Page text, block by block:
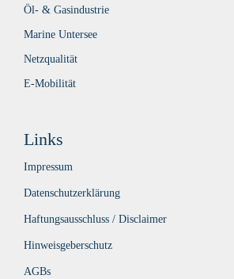
Öl- & Gasindustrie
Marine Untersee
Netzqualität
E-Mobilität
Links
Impressum
Datenschutzerklärung
Haftungsausschluss / Disclaimer
Hinweisgeberschutz
AGBs